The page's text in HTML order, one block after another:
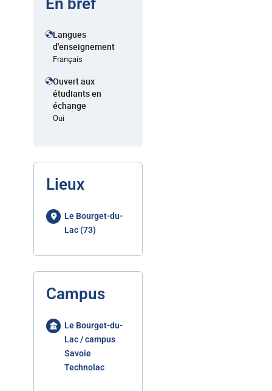
En bref
Langues
d'enseignement
Français
Ouvert aux
étudiants en
échange
Oui
Lieux
Le Bourget-du-
Lac (73)
Campus
Le Bourget-du-
Lac / campus
Savoie
Technolac